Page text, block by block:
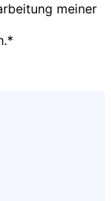
meiner